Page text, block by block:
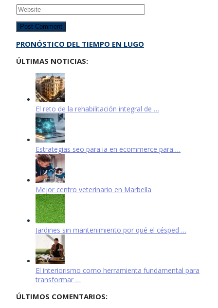
PRONÓSTICO DEL TIEMPO EN LUGO
ÚLTIMAS NOTICIAS:
El reto de la rehabilitación integral de …
Estrategias seo para ia en ecommerce para …
Mejor centro veterinario en Marbella
Jardines sin mantenimiento por qué el césped …
El interiorismo como herramienta fundamental para
transformar …
ÚLTIMOS COMENTARIOS: